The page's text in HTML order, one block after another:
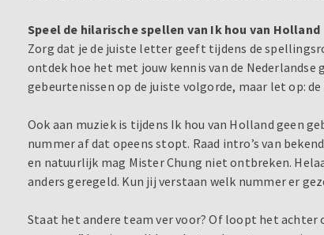
Speel de hilarische spellen van Ik hou van Holland
Zorg dat je de juiste letter geeft tijdens de
ontdek hoe het met jouw kennis van de Nederlandse
gebeurtenissen op de juiste volgorde, maar let op:
Ook aan muziek is tijdens Ik hou van Holland geen
nummer af dat opeens stopt. Raad intro’s van
en natuurlijk mag Mister Chung niet ontbreken.
anders geregeld. Kun jij verstaan welk nummer er
Staat het andere team ver voor? Of loopt het achter